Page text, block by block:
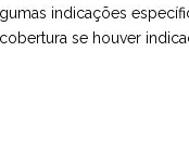
indicações
se houver